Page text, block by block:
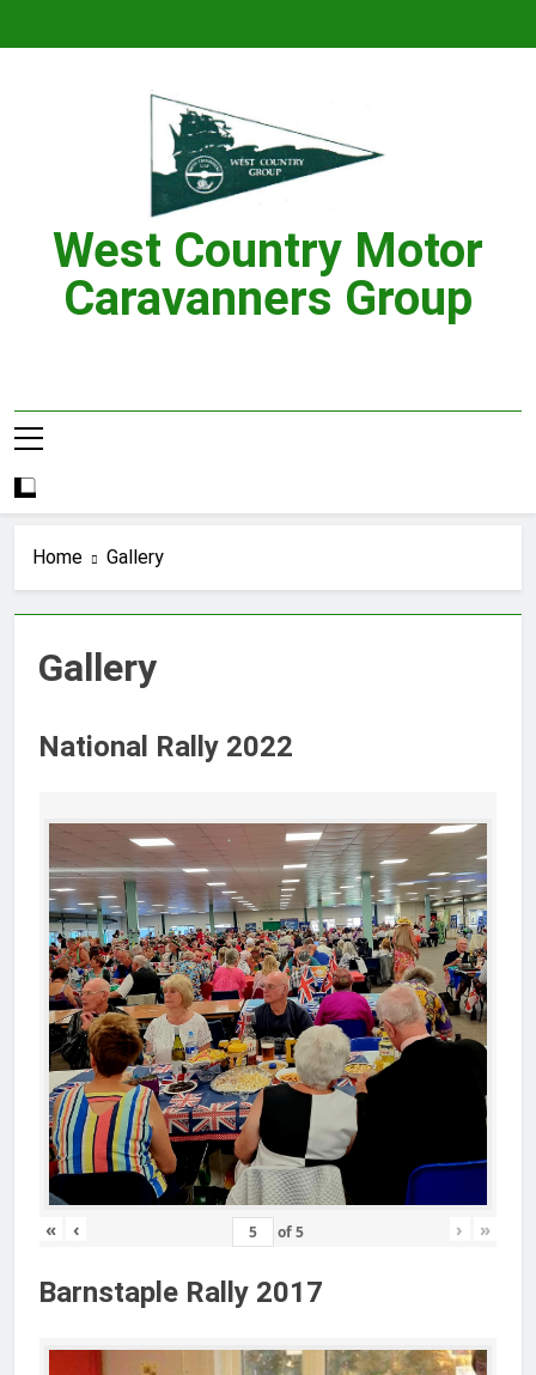
West Country Motor
Caravanners Group
Home Gallery
Gallery
National Rally 2022
« ‹ of5 › »
Barnstaple Rally 2017